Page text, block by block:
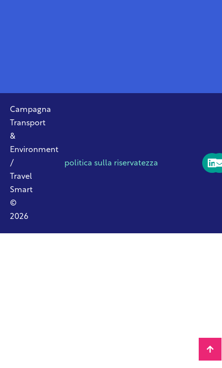
Campagna
Transport
&
Environment
/
Travel
Smart
©
2026
politica sulla riservatezza